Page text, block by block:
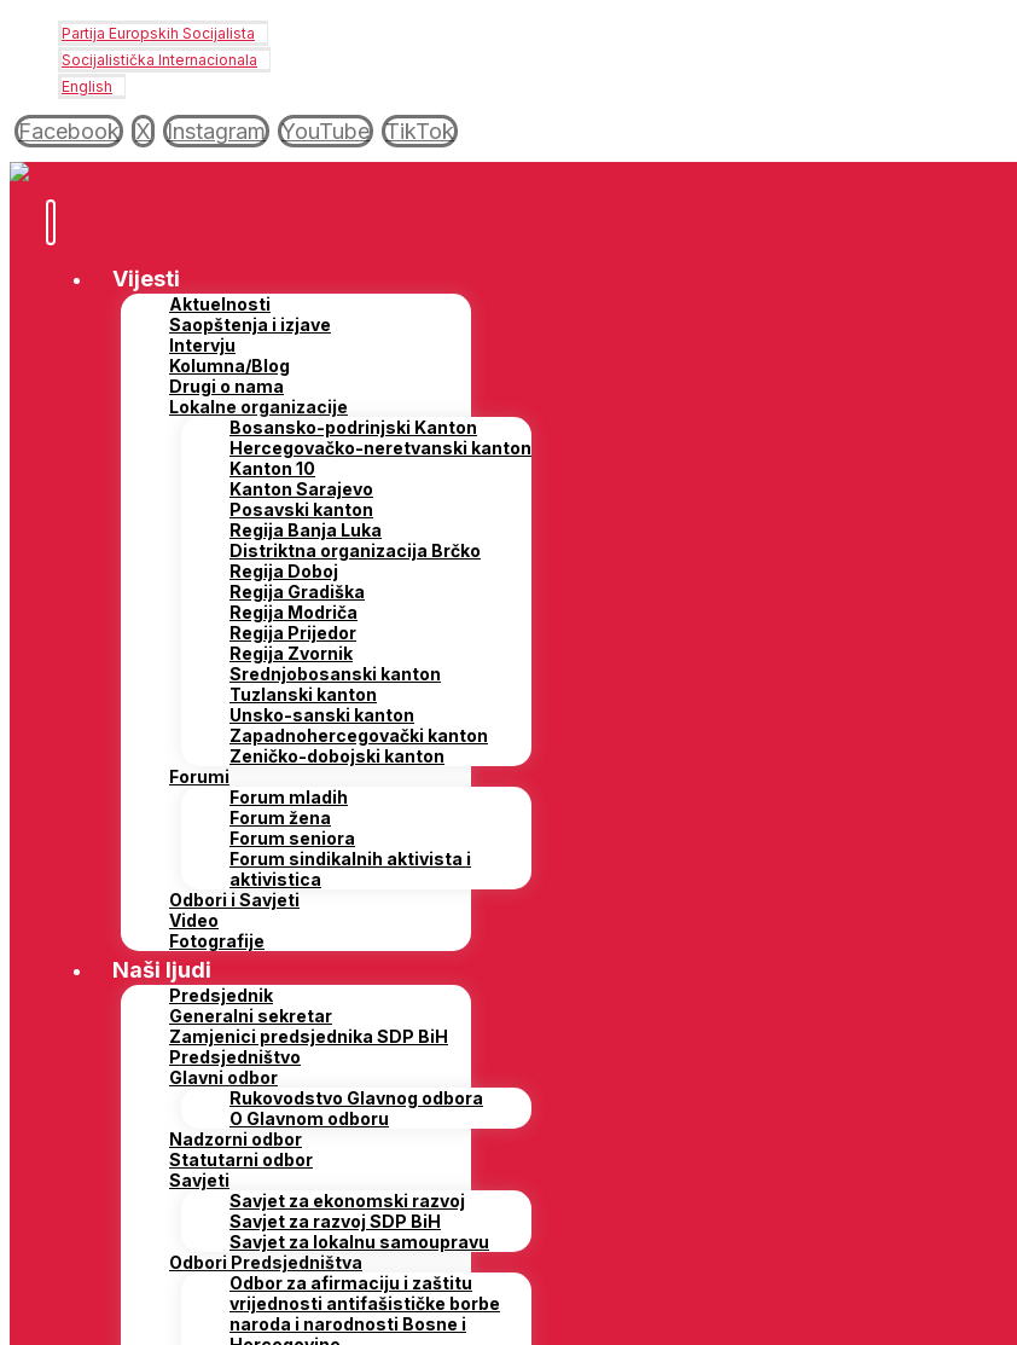
Partija Europskih Socijalista
Socijalistička Internacionala
English
Facebook X Instagram YouTube TikTok
Vijesti
Aktuelnosti
Saopštenja i izjave
Intervju
Kolumna/Blog
Drugi o nama
Lokalne organizacije
Bosansko-podrinjski Kanton
Hercegovačko-neretvanski kanton
Kanton 10
Kanton Sarajevo
Posavski kanton
Regija Banja Luka
Distriktna organizacija Brčko
Regija Doboj
Regija Gradiška
Regija Modriča
Regija Prijedor
Regija Zvornik
Srednjobosanski kanton
Tuzlanski kanton
Unsko-sanski kanton
Zapadnohercegovački kanton
Zeničko-dobojski kanton
Forumi
Forum mladih
Forum žena
Forum seniora
Forum sindikalnih aktivista i
aktivistica
Odbori i Savjeti
Video
Fotografije
Naši ljudi
Predsjednik
Generalni sekretar
Zamjenici predsjednika SDP BiH
Predsjedništvo
Glavni odbor
Rukovodstvo Glavnog odbora
O Glavnom odboru
Nadzorni odbor
Statutarni odbor
Savjeti
Savjet za ekonomski razvoj
Savjet za razvoj SDP BiH
Savjet za lokalnu samoupravu
Odbori Predsjedništva
Odbor za afirmaciju i zaštitu
vrijednosti antifašističke borbe
naroda i narodnosti Bosne i